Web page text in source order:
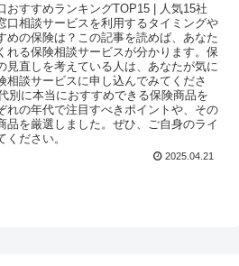
おすすめランキングTOP15 | 人気15社
口相談サービスを利用するタイミングや
めの保険は？この記事を読めば、あなた
れる保険相談サービスが分かります。保
見直しを考えている人は、あなたが気に
相談サービスに申し込んでみてくださ
別に本当におすすめできる保険商品を
れの年代で注目すべきポイントや、その
品を厳選しました。ぜひ、ご自身のライ
ださい。
2025.04.21